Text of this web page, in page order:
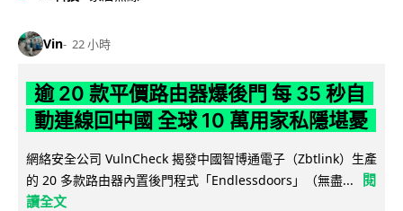
Vin 22 小時
逾 20 款平價路由器爆後門 每 35 秒自
動連線回中國 全球 10 萬用家私隱堪憂
網絡安全公司 VulnCheck 揭發中國智博通電子（Zbtlink）生產
的 20 多款路由器內置後門程式「Endlessdoors」（無盡...
閱
讀全文